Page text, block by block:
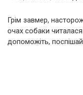
Грім завмер,
очах собаки
допоможіть,